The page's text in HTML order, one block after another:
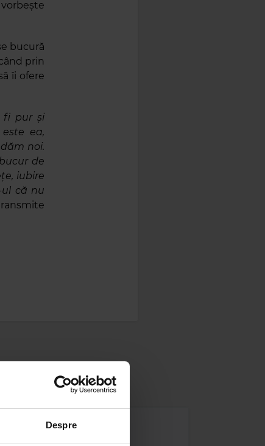
Despre
bucură
prin
îi ofere
fi pur și
ea,
noi.
de
iubire
ul că nu